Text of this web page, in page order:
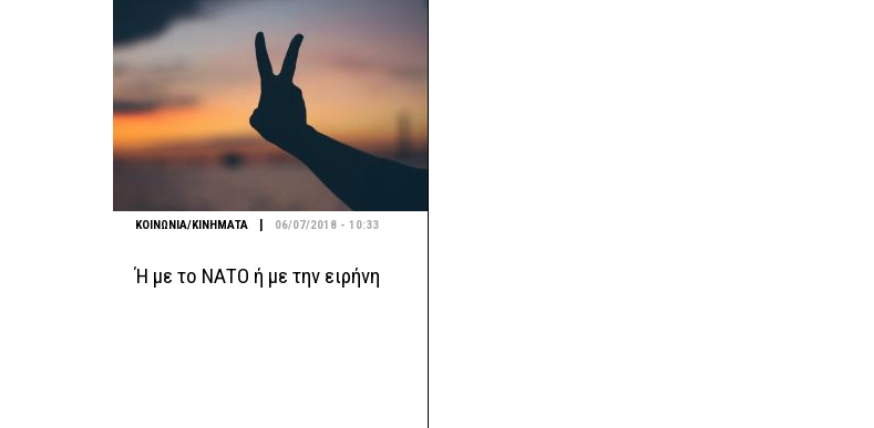
ΚΟΙΝΩΝΙΑ/ΚΙΝΗΜΑΤΑ | 06/07/2018 - 10:33
Ή με το ΝΑΤΟ ή με την ειρήνη